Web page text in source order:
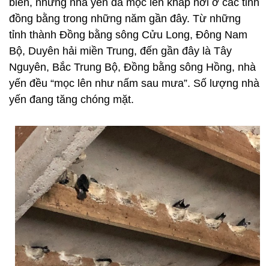
biển, những nhà yến đã mọc lên khắp nơi ở các tỉnh
đồng bằng trong những năm gần đây. Từ những
tỉnh thành Đồng bằng sông Cửu Long, Đông Nam
Bộ, Duyên hải miền Trung, đến gần đây là Tây
Nguyên, Bắc Trung Bộ, Đồng bằng sông Hồng, nhà
yến đều “mọc lên như nấm sau mưa”. Số lượng nhà
yến đang tăng chóng mặt.